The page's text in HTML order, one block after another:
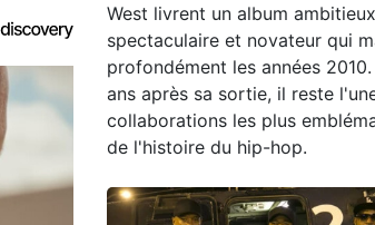
West livrent un album
spectaculaire et novateur qui
profondément les années
ans après sa sortie, il reste
collaborations les plus
de l'histoire du hip-hop.